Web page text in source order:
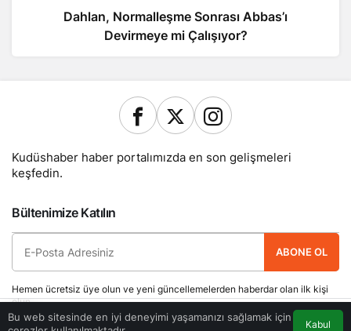
Dahlan, Normalleşme Sonrası Abbas’ı
Devirmeye mi Çalışıyor?
Bu web sitesinde en iyi deneyimi yaşamanızı sağlamak için
Kabul
Kudüshaber haber portalımızda en son gelişmeleri
keşfedin.
Bültenimize Katılın
ABONE OL
Hemen ücretsiz üye olun ve yeni güncellemelerden haberdar olan ilk kişi
olun.